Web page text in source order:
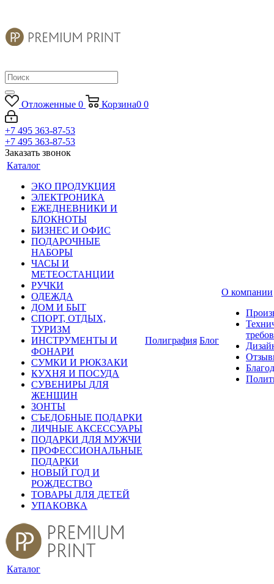
Отложенные 0 Корзина0 0
+7 495 363-87-53
+7 495 363-87-53
Заказать звонок
Каталог
ЭКО ПРОДУКЦИЯ
ЭЛЕКТРОНИКА
ЕЖЕДНЕВНИКИ И
БЛОКНОТЫ
БИЗНЕС И ОФИС
ПОДАРОЧНЫЕ
НАБОРЫ
ЧАСЫ И
МЕТЕОСТАНЦИИ
РУЧКИ
ОДЕЖДА
ДОМ И БЫТ
СПОРТ, ОТДЫХ,
ТУРИЗМ
ИНСТРУМЕНТЫ И
ФОНАРИ
СУМКИ И РЮКЗАКИ
КУХНЯ И ПОСУДА
СУВЕНИРЫ ДЛЯ
ЖЕНЩИН
ЗОНТЫ
СЪЕДОБНЫЕ ПОДАРКИ
ЛИЧНЫЕ АКСЕССУАРЫ
ПОДАРКИ ДЛЯ МУЖЧИ
ПРОФЕССИОНАЛЬНЫЕ
ПОДАРКИ
НОВЫЙ ГОД И
РОЖДЕСТВО
ТОВАРЫ ДЛЯ ДЕТЕЙ
УПАКОВКА
Полиграфия Блог
О компании
Каталог